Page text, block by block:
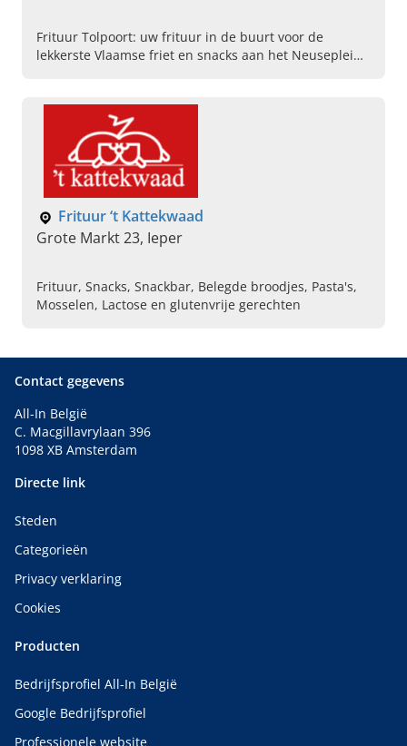
Frituur Tolpoort: uw frituur in de buurt voor de
lekkerste Vlaamse friet en snacks aan het Neuseplein
Frituur ‘t Kattekwaad
Grote Markt 23, Ieper
Frituur, Snacks, Snackbar, Belegde broodjes, Pasta's,
Mosselen, Lactose en glutenvrije gerechten
Contact gegevens
All-In België
C. Macgillavrylaan 396
1098 XB Amsterdam
Directe link
Steden
Categorieën
Privacy verklaring
Cookies
Producten
Bedrijfsprofiel All-In België
Google Bedrijfsprofiel
Professionele website